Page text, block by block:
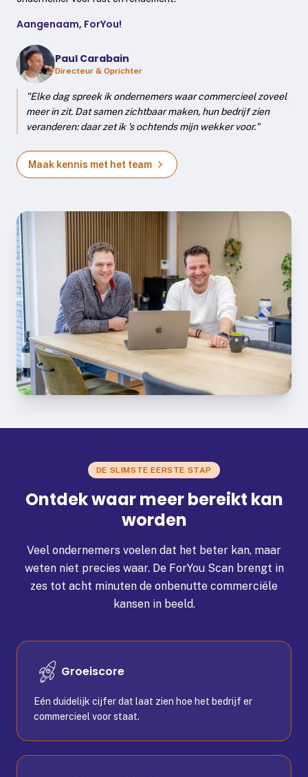
Aangenaam, ForYou!
Paul Carabain
Directeur & Oprichter
"Elke dag spreek ik ondernemers waar commercieel zoveel
meer in zit. Dat samen zichtbaar maken, hun bedrijf zien
veranderen: daar zet ik 's ochtends mijn wekker voor."
Maak kennis met het team
DE SLIMSTE EERSTE STAP
Ontdek waar meer bereikt kan
worden
Veel ondernemers voelen dat het beter kan, maar
weten niet precies waar. De ForYou Scan brengt in
zes tot acht minuten de onbenutte commerciële
kansen in beeld.
Groeiscore
Eén duidelijk cijfer dat laat zien hoe het bedrijf er
commercieel voor staat.